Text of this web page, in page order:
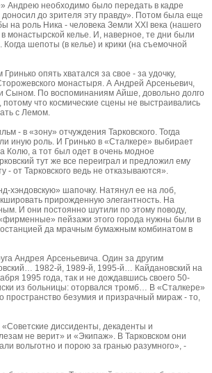
Андрею необходимо было передать в кадре
до зрителя эту правду». Потом была еще
на роль Ника - человека Земли XXI века (нашего
монастырской келье. И, наверное, те дни были
шепоты (в келье) и крики (на съемочной
опять хватался за свое - за удочку,
монастыря. А Андрей Арсеньевич,
Сыном. По воспоминаниям Айше, довольно долго
что космические сцены не выстраивались
с Лемом.
- в «зону» отчуждения Тарковского. Тогда
иную роль. И Гринько в «Сталкере» выбирает
Колю, а тот был одет в очень модное
тут же все переиграл и предложил ему
от Тарковского ведь не отказываются».
хэндовскую» шапочку. Натянул ее на лоб,
прирожденную элегантность. На
И они постоянно шутили по этому поводу,
пейзажи этого города нужны были в
да мрачным бумажным комбинатом в
Андрея Арсеньевича. Один за другим
1982-й, 1989-й, 1995-й… Кайдановский на
1995 года, так и не дождавшись своего 50-
из больницы: оторвался тромб… В «Сталкере»
пространство безумия и призрачный мираж - то,
диссиденты, декаденты и
не верит» и «Экипаж». В Тарковском они
вольготно и порою за гранью разумного», -